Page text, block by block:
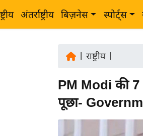
अंतर्राष्ट्रीय बिज़नेस स्पोर्ट्स
राष्ट्रीय|
PM Modi की 7
पूछा-